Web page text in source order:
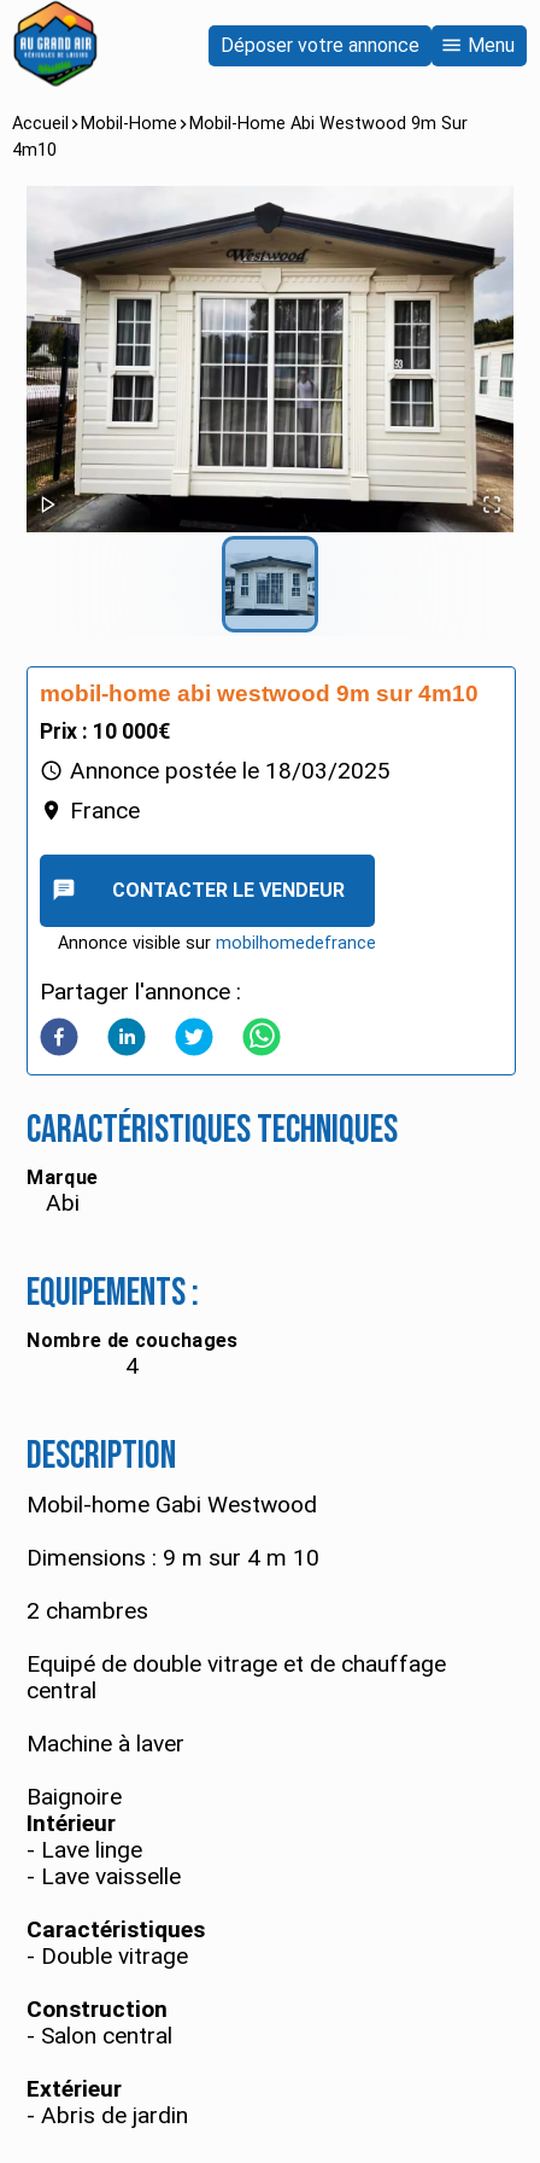
Déposer votre annonce Menu
Accueil Mobil-Home
Mobil-Home Abi Westwood 9m Sur
4m10
mobil-home abi westwood 9m sur 4m10
Prix : 10 000€
Annonce postée le 18/03/2025
France
CONTACTER LE VENDEUR
Annonce visible surmobilhomedefrance
Partager l'annonce :
Caractéristiques techniques
Marque
Abi
Equipements :
Nombre de couchages
4
Description
Mobil-home Gabi Westwood
Dimensions : 9 m sur 4 m 10
2 chambres
Equipé de double vitrage et de chauffage
central
Machine à laver
Baignoire
Intérieur
- Lave linge
- Lave vaisselle
Caractéristiques
- Double vitrage
Construction
- Salon central
Extérieur
- Abris de jardin